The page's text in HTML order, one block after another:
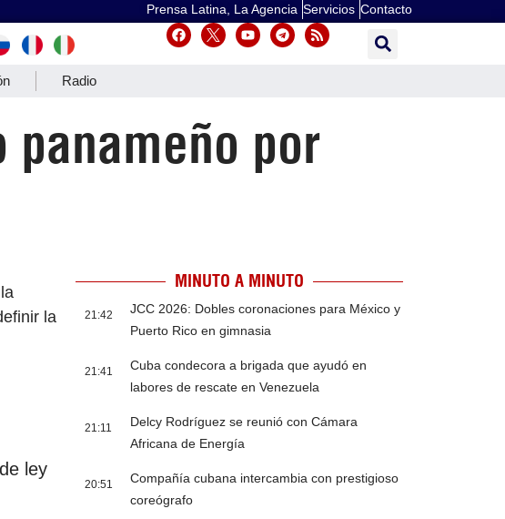
Prensa Latina, La Agencia Servicios Contacto
Radio
panameño por
la
ley
MINUTO A MINUTO
21:42
JCC 2026: Dobles coronaciones para México y
Puerto Rico en gimnasia
21:41
Cuba condecora a brigada que ayudó en
labores de rescate en Venezuela
21:11
Delcy Rodríguez se reunió con Cámara
Africana de Energía
20:51
Compañía cubana intercambia con prestigioso
coreógrafo